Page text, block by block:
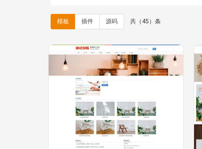
hk****08 安装《
hk****08 安装《
访客统计 》
hk****08 安装《禁止IP访问》免费
hk****80 安装《响应式多语言企业公司
hk****80 安装《响应式多语言企业公司
碧**天 安装《文章采集插件（支持多模型
hk****70 安装《
免费
hk****70 安装《
免
hk****28 安装《
Technoai科技人工智能
鸾**月 安装《 文件预览》￥9.90
C**y 安装《响应式多语言白色主题通用企
C**y 安装《双语言响应式科技通用模板
C**y 安装《
双语言响应式科技通用模板
模板 插件 源码 共（45）条